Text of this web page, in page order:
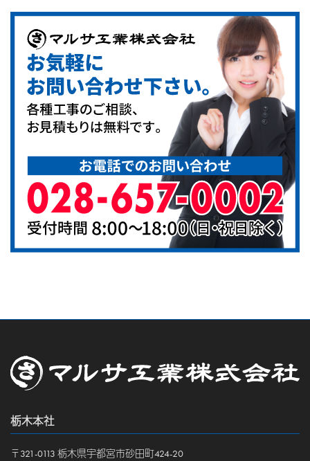
栃木本社
〒321-0113 栃木県宇都宮市砂田町424-20